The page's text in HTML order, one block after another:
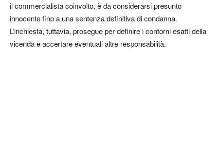
il commercialista coinvolto, è da considerarsi presunto
innocente fino a una sentenza definitiva di condanna.
L’inchiesta, tuttavia, prosegue per definire i contorni esatti della
vicenda e accertare eventuali altre responsabilità.